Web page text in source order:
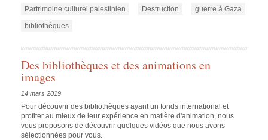
Partrimoine culturel palestinien Destruction
guerre à Gaza
bibliothèques
Des bibliothèques et des animations en
images
14 mars 2019
Pour découvrir des bibliothèques ayant un fonds international et
profiter au mieux de leur expérience en matière d'animation, nous
vous proposons de découvrir quelques vidéos que nous avons
sélectionnées pour vous.